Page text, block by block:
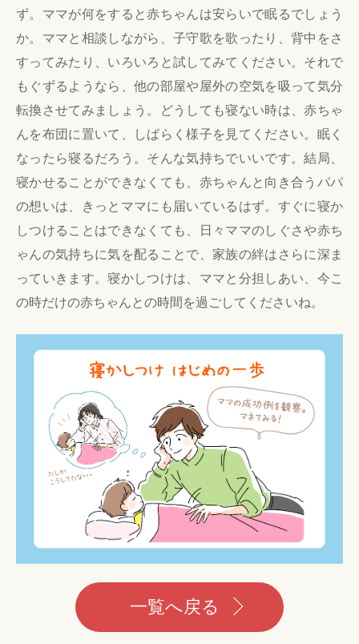
ず。ママが何をすると赤ちゃんは安らいで眠るでしょう
か。ママと相談しながら、子守歌を歌ったり、背中をさ
すってみたり、いろいろと試してみてください。それで
もぐずるようなら、他の部屋や屋外の空気を吸って気分
転換させてみましょう。どうしても寝ない時は、赤ちゃ
んを布団に置いて、しばらく様子を見てください。眠く
なったら寝るだろう。そんな気持ちでいいです。結局、
寝かせることができなくても、赤ちゃんと向き合うパパ
の想いは、きっとママにも届いているはず。すぐに寝か
しつけることはできなくても、日々ママのしぐさや赤ち
ゃんの気持ちに気を配ることで、家族の絆はさらに深ま
っていきます。寝かしつけは、ママと分担しあい、今こ
の時だけの赤ちゃんとの時間を過ごしてくださいね。
一覧へ戻る